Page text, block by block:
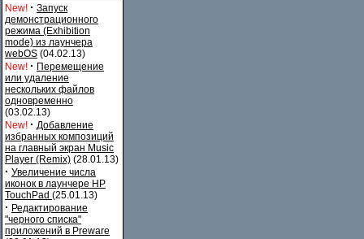
New! · Запуск
демонстрационного
режима (Exhibition
mode) из лаунчера
webOS (04.02.13)
New! · Перемещение
или удаление
нескольких файлов
одновременно
(03.02.13)
New! · Добавление
избранных композиций
на главный экран Music
Player (Remix) (28.01.13)
· Увеличение числа
иконок в лаунчере HP
TouchPad (25.01.13)
· Редактирование
"черного списка"
приложений в Preware